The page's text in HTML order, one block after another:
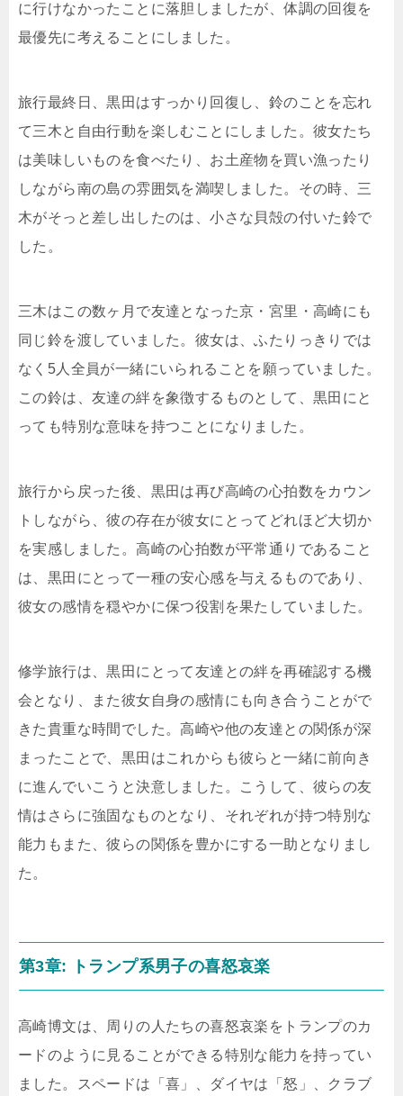
に行けなかったことに落胆しましたが、体調の回復を
最優先に考えることにしました。
旅行最終日、黒田はすっかり回復し、鈴のことを忘れ
て三木と自由行動を楽しむことにしました。彼女たち
は美味しいものを食べたり、お土産物を買い漁ったり
しながら南の島の雰囲気を満喫しました。その時、三
木がそっと差し出したのは、小さな貝殻の付いた鈴で
した。
三木はこの数ヶ月で友達となった京・宮里・高崎にも
同じ鈴を渡していました。彼女は、ふたりっきりでは
なく5人全員が一緒にいられることを願っていました。
この鈴は、友達の絆を象徴するものとして、黒田にと
っても特別な意味を持つことになりました。
旅行から戻った後、黒田は再び高崎の心拍数をカウン
トしながら、彼の存在が彼女にとってどれほど大切か
を実感しました。高崎の心拍数が平常通りであること
は、黒田にとって一種の安心感を与えるものであり、
彼女の感情を穏やかに保つ役割を果たしていました。
修学旅行は、黒田にとって友達との絆を再確認する機
会となり、また彼女自身の感情にも向き合うことがで
きた貴重な時間でした。高崎や他の友達との関係が深
まったことで、黒田はこれからも彼らと一緒に前向き
に進んでいこうと決意しました。こうして、彼らの友
情はさらに強固なものとなり、それぞれが持つ特別な
能力もまた、彼らの関係を豊かにする一助となりまし
た。
第3章: トランプ系男子の喜怒哀楽
高崎博文は、周りの人たちの喜怒哀楽をトランプのカ
ードのように見ることができる特別な能力を持ってい
ました。スペードは「喜」、ダイヤは「怒」、クラブ